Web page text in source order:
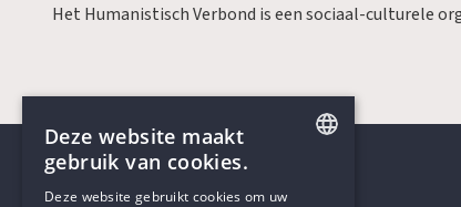
Het Humanistisch Verbond is een sociaal-culturele
Deze website maakt
gebruik van cookies.
Deze website gebruikt cookies om uw